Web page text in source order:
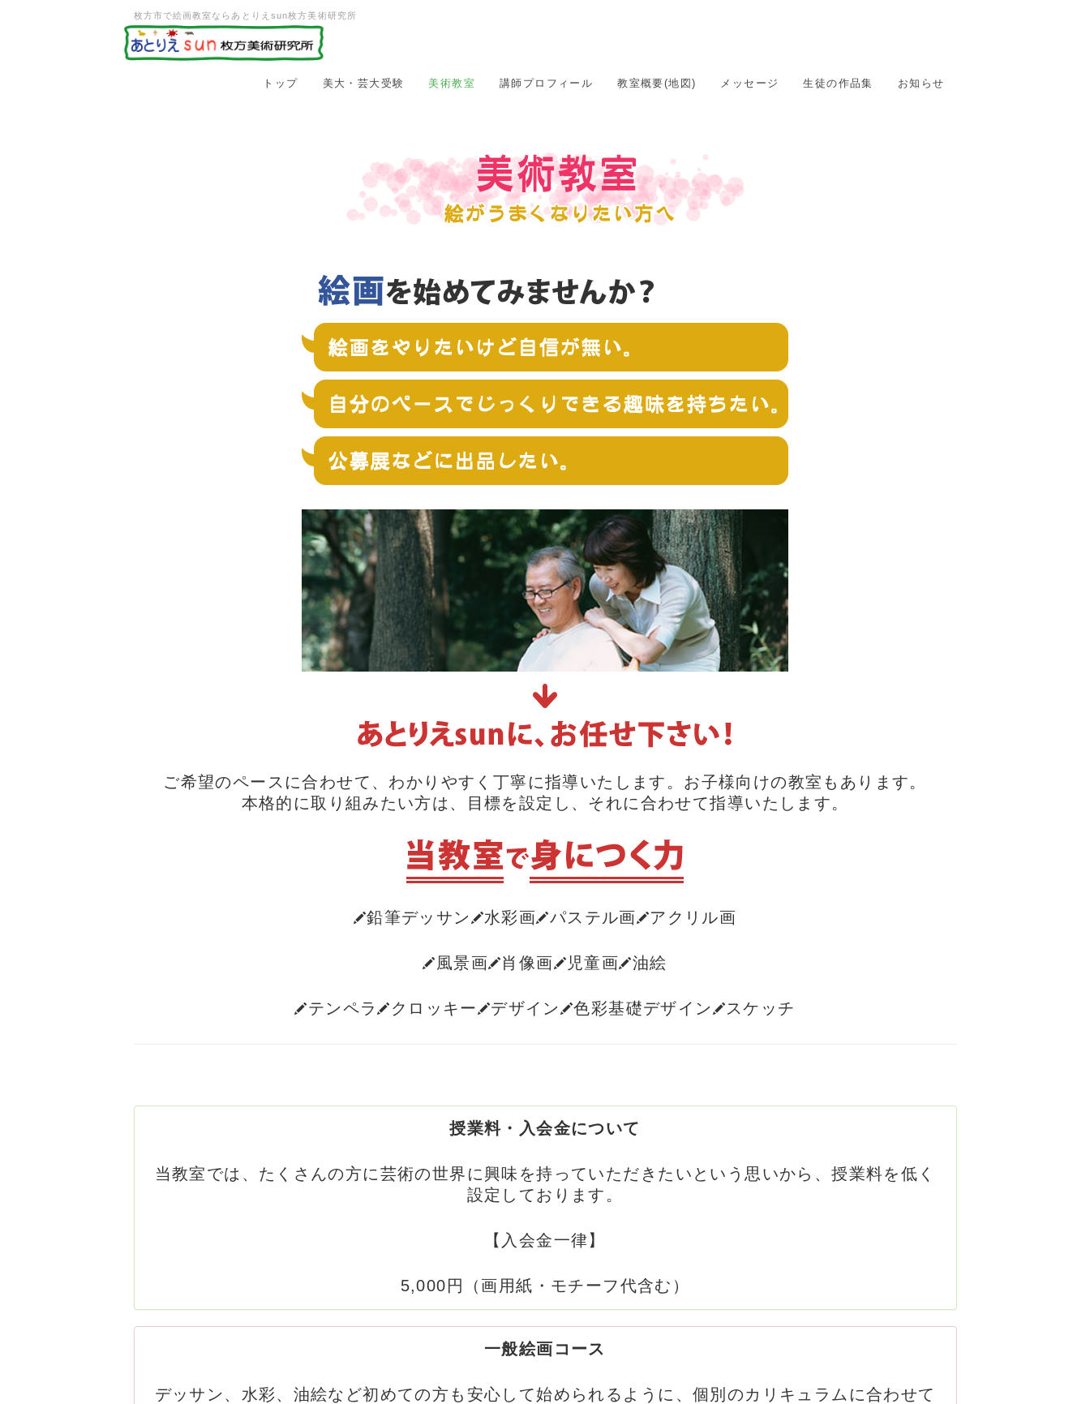
枚方市で絵画教室ならあとりえsun枚方美術研究所
トップ 美大・芸大受験 美術教室 講師プロフィール 教室概要(地図) メッセージ 生徒の作品集 お知らせ
ご希望のペースに合わせて、わかりやすく丁寧に指導いたします。お子様向けの教室もあります。
本格的に取り組みたい方は、目標を設定し、それに合わせて指導いたします。
鉛筆デッサン 水彩画 パステル画 アクリル画
風景画 肖像画 児童画 油絵
テンペラ クロッキー デザイン 色彩基礎デザイン スケッチ
授業料・入会金について
当教室では、たくさんの方に芸術の世界に興味を持っていただきたいという思いから、授業料を低く
設定しております。
【入会金一律】
5,000円（画用紙・モチーフ代含む）
一般絵画コース
デッサン、水彩、油絵など初めての方も安心して始められるように、個別のカリキュラムに合わせて